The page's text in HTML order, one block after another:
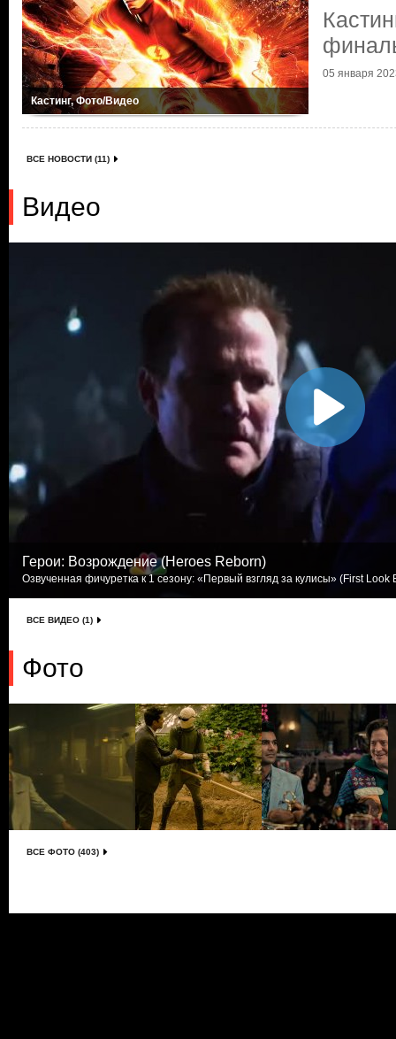
Кастинг, Фото/Видео
05 января
ВСЕ НОВОСТИ (11)
Видео
Герои: Возрождение (Heroes Reborn)
Озвученная фичуретка к 1 сезону: «Первый взгляд за кулисы» (First
ВСЕ ВИДЕО (1)
Фото
ВСЕ ФОТО (403)